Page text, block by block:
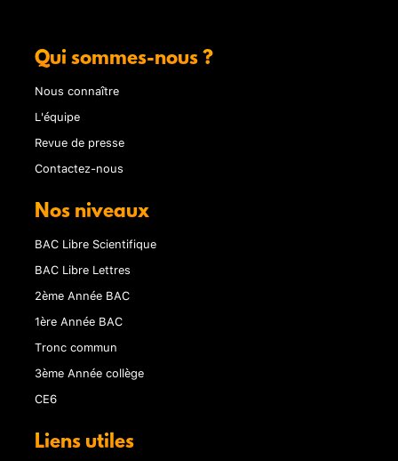
Qui sommes-nous ?
Nous connaître
L'équipe
Revue de presse
Contactez-nous
Nos niveaux
BAC Libre Scientifique
BAC Libre Lettres
2ème Année BAC
1ère Année BAC
Tronc commun
3ème Année collège
CE6
Liens utiles